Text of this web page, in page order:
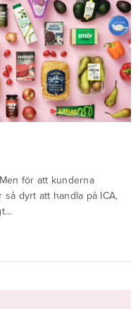
för att kunderna
dyrt att handla på ICA,